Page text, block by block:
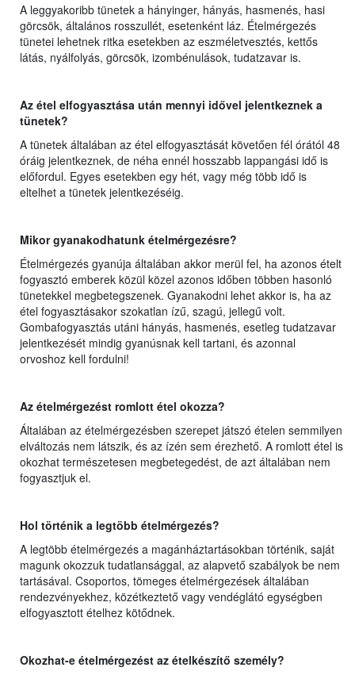
A leggyakoribb tünetek a hányinger, hányás, hasmenés, hasi
görcsök, általános rosszullét, esetenként láz. Ételmérgezés
tünetei lehetnek ritka esetekben az eszméletvesztés, kettős
látás, nyálfolyás, görcsök, izombénulások, tudatzavar is.
Az étel elfogyasztása után mennyi idővel jelentkeznek a
tünetek?
A tünetek általában az étel elfogyasztását követően fél órától 48
óráig jelentkeznek, de néha ennél hosszabb lappangási idő is
előfordul. Egyes esetekben egy hét, vagy még több idő is
eltelhet a tünetek jelentkezéséig.
Mikor gyanakodhatunk ételmérgezésre?
Ételmérgezés gyanúja általában akkor merül fel, ha azonos ételt
fogyasztó emberek közül közel azonos időben többen hasonló
tünetekkel megbetegszenek. Gyanakodni lehet akkor is, ha az
étel fogyasztásakor szokatlan ízű, szagú, jellegű volt.
Gombafogyasztás utáni hányás, hasmenés, esetleg tudatzavar
jelentkezését mindig gyanúsnak kell tartani, és azonnal
orvoshoz kell fordulni!
Az ételmérgezést romlott étel okozza?
Általában az ételmérgezésben szerepet játszó ételen semmilyen
elváltozás nem látszik, és az ízén sem érezhető. A romlott étel is
okozhat természetesen megbetegedést, de azt általában nem
fogyasztjuk el.
Hol történik a legtöbb ételmérgezés?
A legtöbb ételmérgezés a magánháztartásokban történik, saját
magunk okozzuk tudatlansággal, az alapvető szabályok be nem
tartásával. Csoportos, tömeges ételmérgezések általában
rendezvényekhez, közétkeztető vagy vendéglátó egységben
elfogyasztott ételhez kötődnek.
Okozhat-e ételmérgezést az ételkészítő személy?